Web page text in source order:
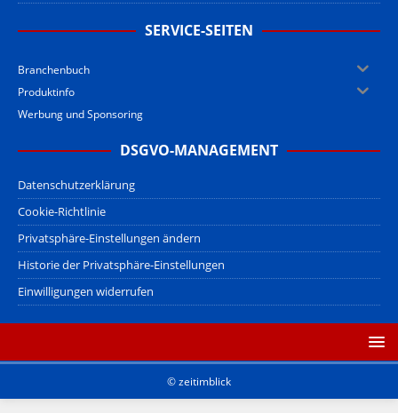
SERVICE-SEITEN
Branchenbuch
Produktinfo
Werbung und Sponsoring
DSGVO-MANAGEMENT
Datenschutzerklärung
Cookie-Richtlinie
Privatsphäre-Einstellungen ändern
Historie der Privatsphäre-Einstellungen
Einwilligungen widerrufen
© zeitimblick